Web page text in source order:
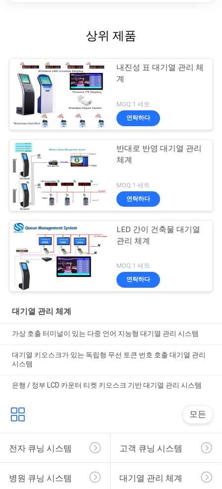
상위 제품
내진성 표 대기열 관리 체
계
MOQ:1 세트
연락하다
반대로 반영 대기열 관리
체계
MOQ:1 세트
연락하다
LED 간이 건축물 대기열
관리 체계
MOQ:1 세트
연락하다
대기열 관리 체계
가상 호출 터미널이 있는 다중 언어 지능형 대기열 관리 시스템
대기열 키오스크가 있는 독립형 무선 토큰 번호 호출 대기열 관리
시스템
은행 / 정부 LCD 카운터 티켓 키오스크 기반 대기열 관리 시스템
모든
전자 큐닝 시스템 고객 큐닝 시스템
병원 큐닝 시스템 대기열 관리 체계